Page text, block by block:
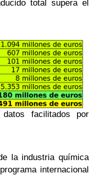
total supera el
facilitados por
la industria química
internacional